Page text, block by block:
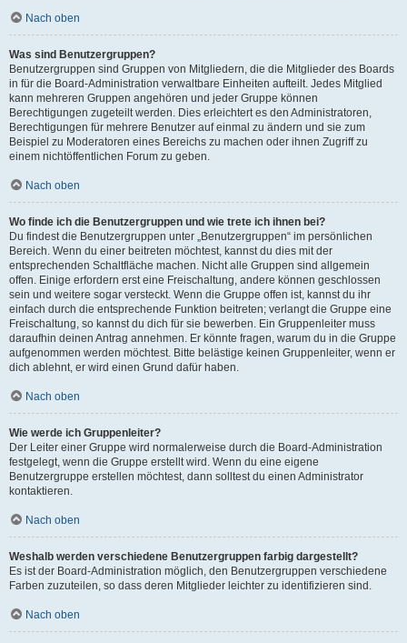
Nach oben
Was sind Benutzergruppen?
Benutzergruppen sind Gruppen von Mitgliedern, die die Mitglieder des Boards
in für die Board-Administration verwaltbare Einheiten aufteilt. Jedes Mitglied
kann mehreren Gruppen angehören und jeder Gruppe können
Berechtigungen zugeteilt werden. Dies erleichtert es den Administratoren,
Berechtigungen für mehrere Benutzer auf einmal zu ändern und sie zum
Beispiel zu Moderatoren eines Bereichs zu machen oder ihnen Zugriff zu
einem nichtöffentlichen Forum zu geben.
Nach oben
Wo finde ich die Benutzergruppen und wie trete ich ihnen bei?
Du findest die Benutzergruppen unter „Benutzergruppen“ im persönlichen
Bereich. Wenn du einer beitreten möchtest, kannst du dies mit der
entsprechenden Schaltfläche machen. Nicht alle Gruppen sind allgemein
offen. Einige erfordern erst eine Freischaltung, andere können geschlossen
sein und weitere sogar versteckt. Wenn die Gruppe offen ist, kannst du ihr
einfach durch die entsprechende Funktion beitreten; verlangt die Gruppe eine
Freischaltung, so kannst du dich für sie bewerben. Ein Gruppenleiter muss
daraufhin deinen Antrag annehmen. Er könnte fragen, warum du in die Gruppe
aufgenommen werden möchtest. Bitte belästige keinen Gruppenleiter, wenn er
dich ablehnt, er wird einen Grund dafür haben.
Nach oben
Wie werde ich Gruppenleiter?
Der Leiter einer Gruppe wird normalerweise durch die Board-Administration
festgelegt, wenn die Gruppe erstellt wird. Wenn du eine eigene
Benutzergruppe erstellen möchtest, dann solltest du einen Administrator
kontaktieren.
Nach oben
Weshalb werden verschiedene Benutzergruppen farbig dargestellt?
Es ist der Board-Administration möglich, den Benutzergruppen verschiedene
Farben zuzuteilen, so dass deren Mitglieder leichter zu identifizieren sind.
Nach oben